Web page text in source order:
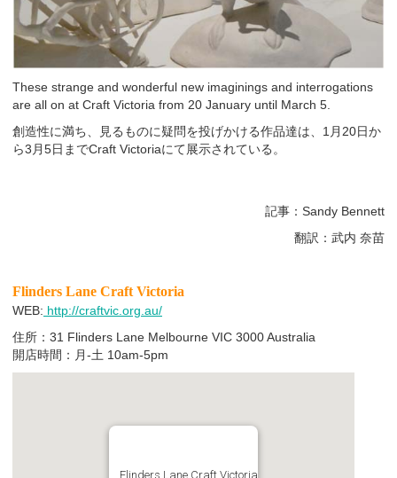
These strange and wonderful new imaginings and interrogations
are all on at Craft Victoria from 20 January until March 5.
創造性に満ち、見るものに疑問を投げかける作品達は、1月20日か
ら3月5日までCraft Victoriaにて展示されている。
記事：Sandy Bennett
翻訳：武内 奈苗
Flinders Lane Craft Victoria
WEB: http://craftvic.org.au/
住所：31 Flinders Lane Melbourne VIC 3000 Australia
開店時間：月-土 10am-5pm
Flinders Lane Craft Victoria